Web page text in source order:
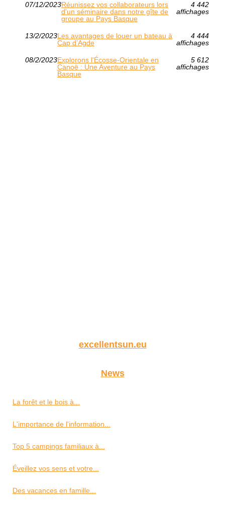
07/12/2023Réunissez vos collaborateurs lors
d'un séminaire dans notre gîte de
groupe au Pays Basque
4 442
affichages
13/2/2023Les avantages de louer un bateau à
Cap d’Agde
4 444
affichages
08/2/2023Explorons l'Écosse-Orientale en
Canoë : Une Aventure au Pays
Basque
5 612
affichages
excellentsun.eu
News
La forêt et le bois à...
L'importance de l'information...
Top 5 campings familiaux à...
Éveillez vos sens et votre...
Des vacances en famille...